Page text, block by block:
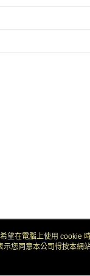
客服資
望在電腦上使用 cookie
您同意本公司得按本網